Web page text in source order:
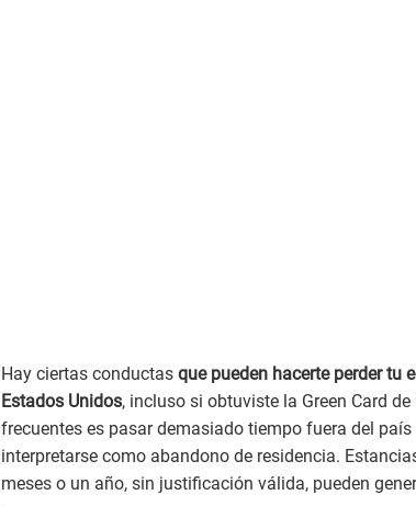
Hay ciertas conductas que pueden hacerte perder tu
Estados Unidos, incluso si obtuviste la Green Card
frecuentes es pasar demasiado tiempo fuera del
interpretarse como abandono de residencia.
meses o un año, sin justificación válida, pueden